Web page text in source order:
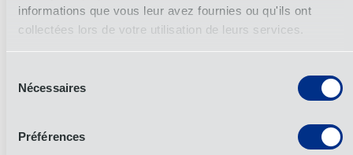
informations que vous leur avez fournies ou qu'ils ont
collectées lors de votre utilisation de leurs services.
Nécessaires
Préférences
Cold Chain Logistics
Medical Device Import Strategy: U.S. Market
[I’m responsible for supply continuity of critical
medical supplies / pharmaceuticals for a hospital
network / GPO / distributor serving [X] facilities.]
Build a supply continuity framework covering:
Product criticality classification (life-sustaining /
essential / non-critical) with scoring criteria
Cross-Border &
Regulatory Compliance
DSCSA Compliance Readiness Assessment
A propos de l'OIA Global
OIA Global est un fournisseur de premier plan de
solutions de chaîne d'approvisionnement de
bout en
bout, offrant des services logistiques résilients qui